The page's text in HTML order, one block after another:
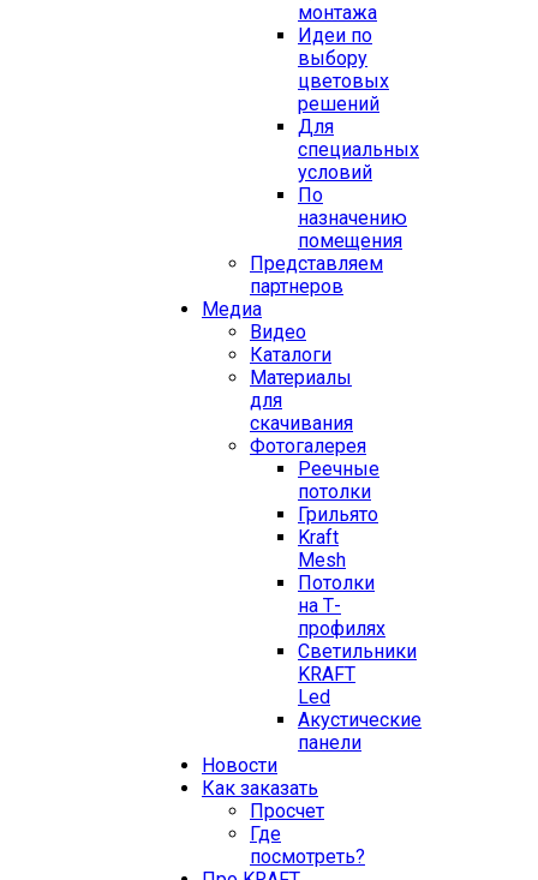
монтажа
Идеи по
выбору
цветовых
решений
Для
специальных
условий
По
назначению
помещения
Представляем
партнеров
Медиа
Видео
Каталоги
Материалы
для
скачивания
Фотогалерея
Реечные
потолки
Грильято
Kraft
Mesh
Потолки
на Т-
профилях
Свeтильники
KRAFT
Led
Акустические
панели
Новости
Как заказать
Просчет
Где
посмотреть?